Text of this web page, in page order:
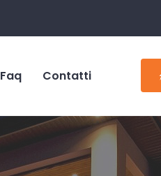
Faq Contatti